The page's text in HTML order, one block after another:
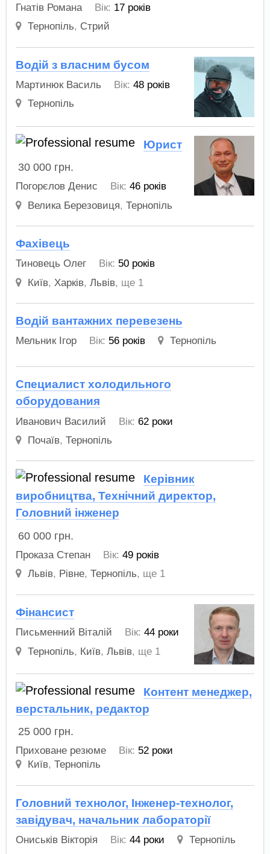
Гнатів Романа Вік: 17 років
Тернопіль, Стрий
Водій з власним бусом
Мартинюк Василь Вік: 48 років
Тернопіль
Юрист
30 000 грн.
Погорєлов Денис Вік: 46 років
Велика Березовиця, Тернопіль
Фахівець
Тиновець Олег Вік: 50 років
Київ, Харків, Львів, ще 1
Водій вантажних перевезень
Мельник Ігор Вік: 56 років Тернопіль
Специалист холодильного
оборудования
Иванович Василий Вік: 62 роки
Почаїв, Тернопіль
Керівник
виробництва, Технічний директор,
Головний інженер
60 000 грн.
Проказа Степан Вік: 49 років
Львів, Рівне, Тернопіль, ще 1
Фінансист
Письменний Віталій Вік: 44 роки
Тернопіль, Київ, Львів, ще 1
Контент менеджер,
верстальник, редактор
25 000 грн.
Приховане резюме Вік: 52 роки
Київ, Тернопіль
Головний технолог, Інженер-технолог,
завідувач, начальник лабораторії
Ониськів Вікторія Вік: 44 роки Тернопіль